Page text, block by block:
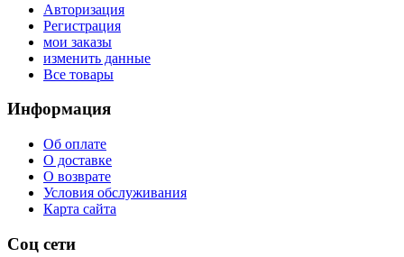
Авторизация
Регистрация
мои заказы
изменить данные
Все товары
Информация
Об оплате
О доставке
О возврате
Условия обслуживания
Карта сайта
Соц сети
Только что